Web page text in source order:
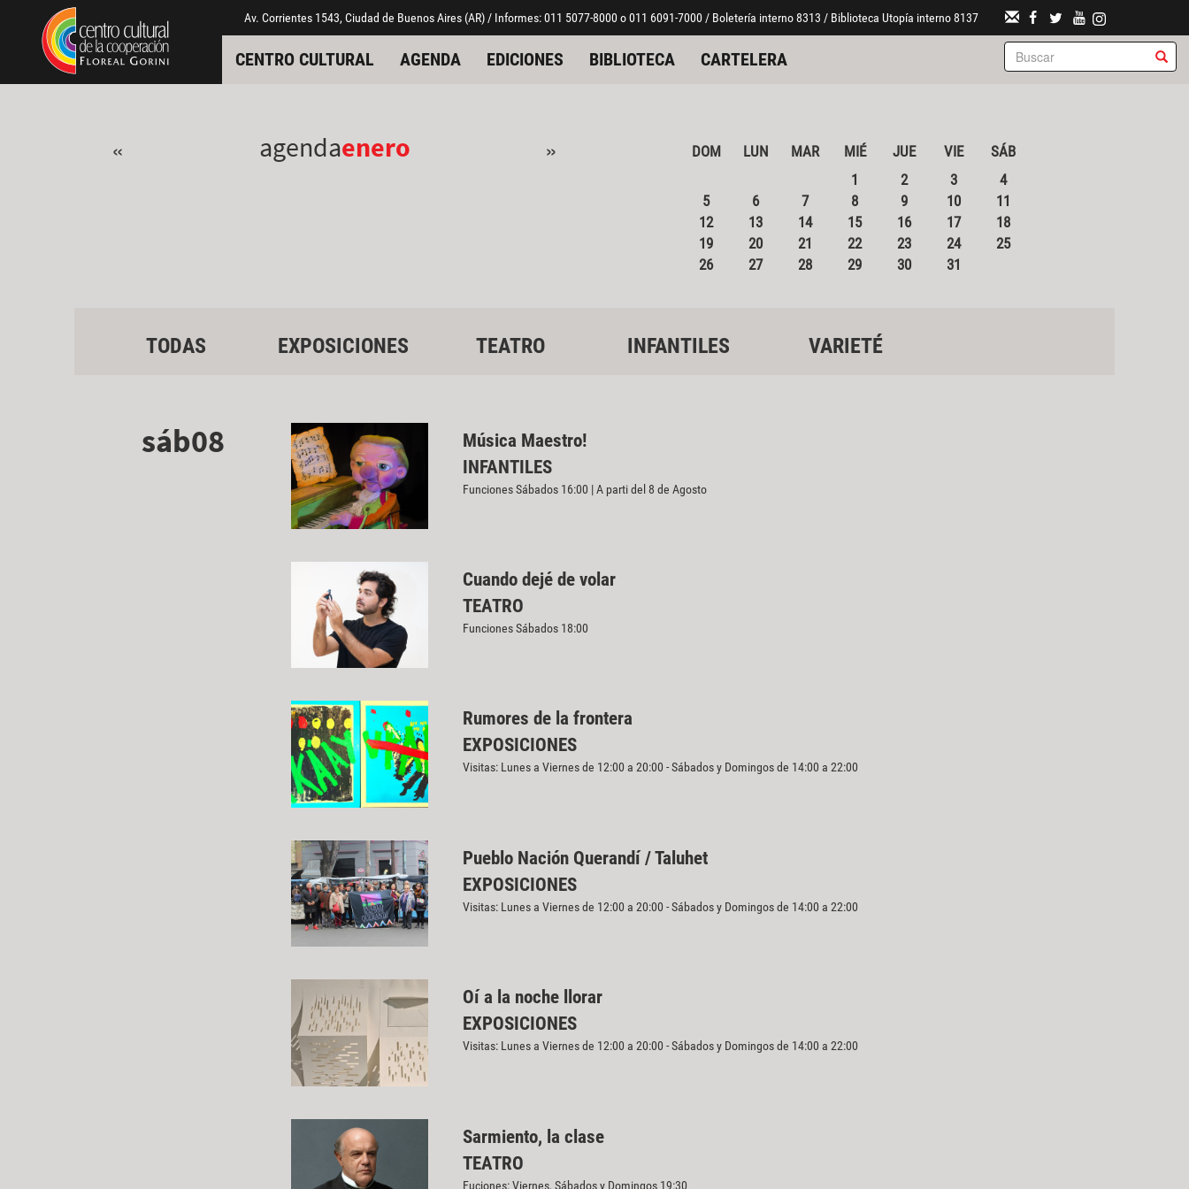
Pasar al contenido principal
Jump to main content Av. Corrientes 1543, Ciudad de Buenos Aires (AR) / Informes: 011 5077-8000 o 011 6091-7000 / Boletería interno 8313 / Biblioteca Utopía interno 8137
CENTRO CULTURAL AGENDA EDICIONES BIBLIOTECA CARTELERA
« agendaenero » DOM LUN MAR MIÉ JUE VIE
SÁB
1
2 3
4
5
6 7 8 9 10
11
12
13 14 15 16 17
18
19
20 21 22 23 24
25
26
27 28 29 30 31
TODAS EXPOSICIONES TEATRO INFANTILES VARIETÉ
sáb08
Música Maestro!
INFANTILES
Funciones Sábados 16:00 | A parti del 8 de Agosto
Cuando dejé de volar
TEATRO
Funciones Sábados 18:00
Rumores de la frontera
EXPOSICIONES
Visitas: Lunes a Viernes de 12:00 a 20:00 - Sábados y Domingos de 14:00 a 22:00
Pueblo Nación Querandí / Taluhet
EXPOSICIONES
Visitas: Lunes a Viernes de 12:00 a 20:00 - Sábados y Domingos de 14:00 a 22:00
Oí a la noche llorar
EXPOSICIONES
Visitas: Lunes a Viernes de 12:00 a 20:00 - Sábados y Domingos de 14:00 a 22:00
Sarmiento, la clase
TEATRO
Fuciones: Viernes, Sábados y Domingos 19:30